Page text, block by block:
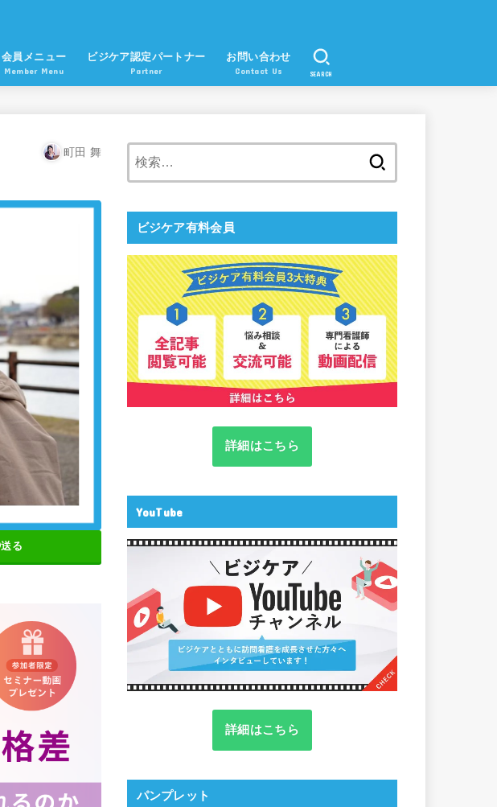
会員メニュー
Member Menu
ビジケア認定パートナー
Partner
お問い合わせ
Contact Us SEARCH
町田 舞
送る
ビジケア有料会員
詳細はこちら
YouTube
詳細はこちら
パンプレット